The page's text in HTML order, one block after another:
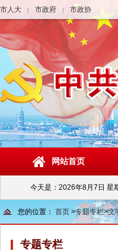
市人大 | 市政府 | 市政协
网站首页
今天是： 2026年8月7日 星
您的位置： 首页 >专题专栏>文
专题专栏